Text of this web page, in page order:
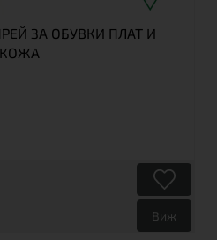
ЗА ОБУВКИ ПЛАТ И
КОЖА
Виж